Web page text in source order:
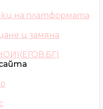
на платформата
и замяна